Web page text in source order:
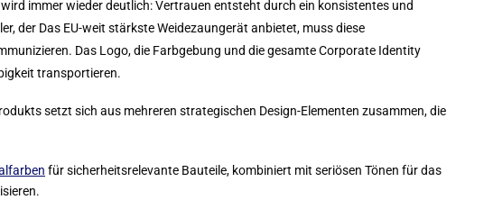
immer wieder deutlich: Vertrauen entsteht durch ein konsistentes und
der Das EU-weit stärkste Weidezaungerät anbietet, muss diese
Das Logo, die Farbgebung und die gesamte Corporate Identity
transportieren.
setzt sich aus mehreren strategischen Design-Elementen zusammen, die
für sicherheitsrelevante Bauteile, kombiniert mit seriösen Tönen für das